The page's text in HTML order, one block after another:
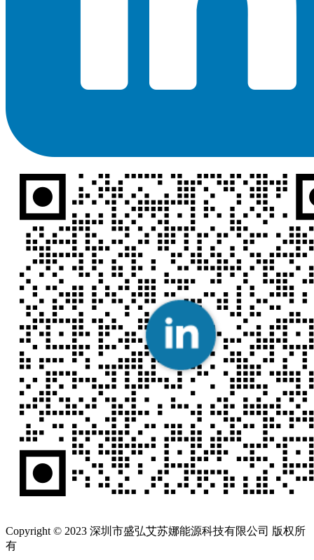
Copyright © 2023 深圳市盛弘艾苏娜能源科技有限公司 版权所
有